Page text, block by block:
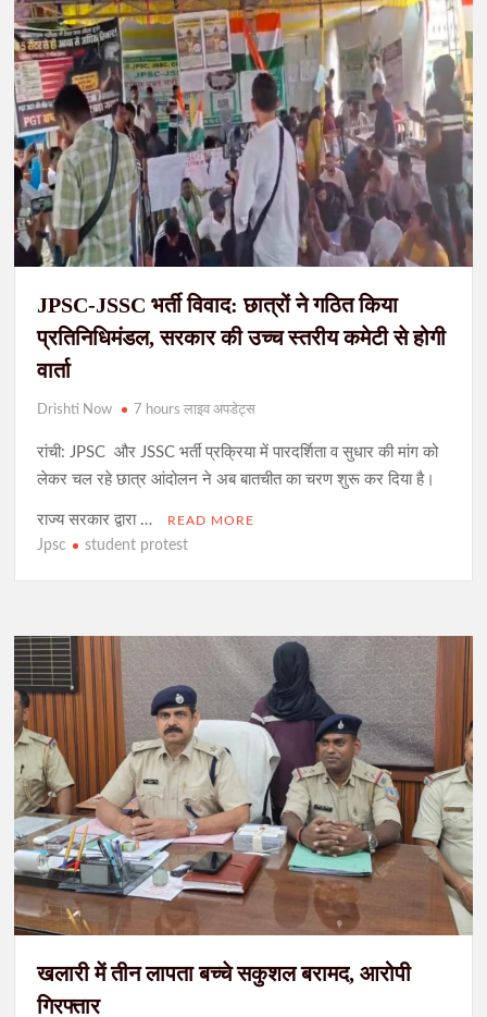
JPSC-JSSC भर्ती विवाद: छात्रों ने गठित किया
प्रतिनिधिमंडल, सरकार की उच्च स्तरीय कमेटी से होगी
वार्ता
Drishti Now 7 hours लाइव अपडेट्स
रांची: JPSC और JSSC भर्ती प्रक्रिया में पारदर्शिता व सुधार की मांग को
लेकर चल रहे छात्र आंदोलन ने अब बातचीत का चरण शुरू कर दिया है।
राज्य सरकार द्वारा … READ MORE
Jpsc student protest
खलारी में तीन लापता बच्चे सकुशल बरामद, आरोपी
गिरफ्तार